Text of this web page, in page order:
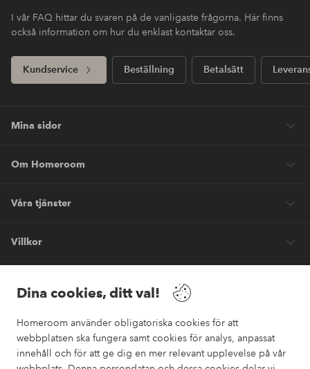
Dina cookies, ditt val!
Homeroom använder obligatoriska cookies för att
webbplatsen ska fungera samt cookies för analys, anpassat
innehåll och för att ge dig en mer relevant upplevelse på vår
I vår FAQ hittar du svaren på de vanligaste frågorna. Här finns
också information om hur du enklast kontaktar oss.
Kundservice Beställning Betalsätt
Mina sidor
Om Homeroom
Våra tjänster
Villkor